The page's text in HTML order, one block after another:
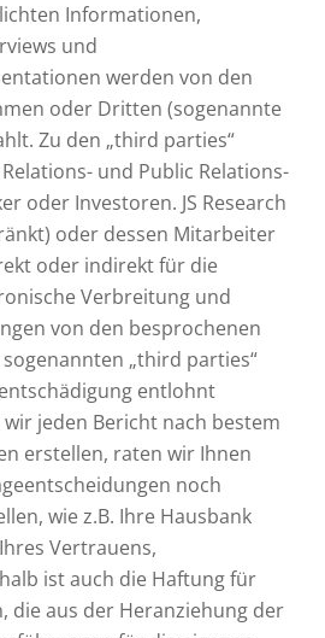
Informationen,
und
werden von den
oder Dritten (sogenannte
Zu den „third parties“
und Public Relations-
oder Investoren. JS Research
oder dessen Mitarbeiter
oder indirekt für die
Verbreitung und
von den besprochenen
„third parties“
entlohnt
jeden Bericht nach bestem
erstellen, raten wir Ihnen
noch
wie z.B. Ihre Hausbank
Vertrauens,
ist auch die Haftung für
die aus der Heranziehung der